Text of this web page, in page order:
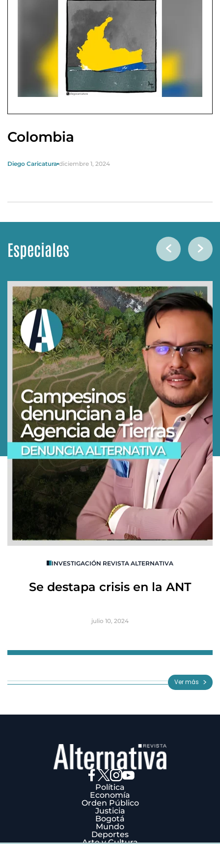
Colombia
Diego Caricatura diciembre 1, 2024
Especiales
INVESTIGACIÓN REVISTA ALTERNATIVA
Se destapa crisis en la ANT
julio 10, 2024
3
Ver más
Política
Economía
Orden Público
Justicia
Bogotá
Mundo
Deportes